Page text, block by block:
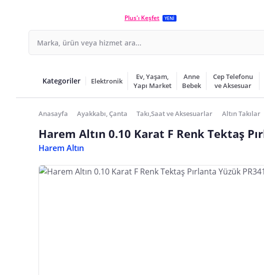
Plus'ı Keşfet YENİ
Kategoriler Elektronik
Ev, Yaşam,
Yapı Market
Anne
Bebek
Cep Telefonu
ve Aksesuar
Anasayfa Ayakkabı, Çanta Takı,Saat ve Aksesuarlar Altın Takılar
Harem Altın 0.10 Karat F Renk Tektaş
Harem Altın